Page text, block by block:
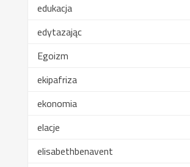
edukacja
edytazając
Egoizm
ekipafriza
ekonomia
elacje
elisabethbenavent